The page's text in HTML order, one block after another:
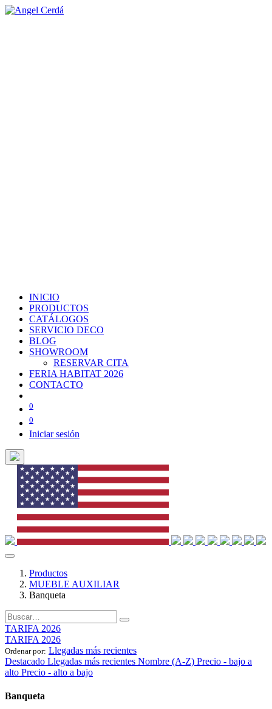
INICIO
PRODUCTOS
CATÁLOGOS
SERVICIO DECO
BLOG
SHOWROOM
RESERVAR CITA
FERIA HABITAT 2026
CONTACTO
0
0
Iniciar sesión
Productos
MUEBLE AUXILIAR
Banqueta
TARIFA 2026
TARIFA 2026
Ordenar por: Llegadas más recientes
Destacado Llegadas más recientes Nombre (A-Z) Precio - bajo a
alto Precio - alto a bajo
Banqueta